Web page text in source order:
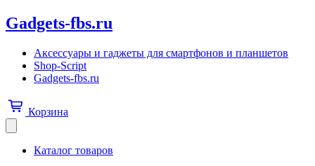
Gadgets-fbs.ru
Аксессуары и гаджеты для смартфонов и планшетов
Shop-Script
Gadgets-fbs.ru
Корзина
Каталог товаров